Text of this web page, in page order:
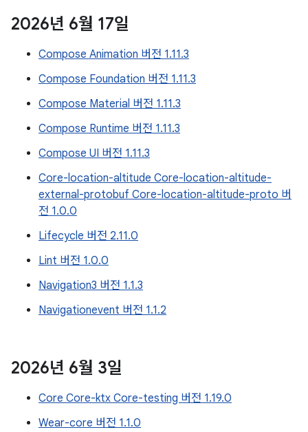
2026년 6월 17일
Compose Animation 버전 1.11.3
Compose Foundation 버전 1.11.3
Compose Material 버전 1.11.3
Compose Runtime 버전 1.11.3
Compose UI 버전 1.11.3
Core-location-altitude Core-location-altitude-
external-protobuf Core-location-altitude-proto 버
전 1.0.0
Lifecycle 버전 2.11.0
Lint 버전 1.0.0
Navigation3 버전 1.1.3
Navigationevent 버전 1.1.2
2026년 6월 3일
Core Core-ktx Core-testing 버전 1.19.0
Wear-core 버전 1.1.0